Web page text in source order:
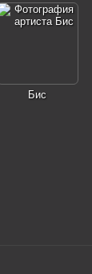
Бис